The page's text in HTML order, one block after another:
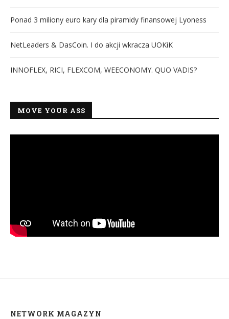
Ponad 3 miliony euro kary dla piramidy finansowej Lyoness
NetLeaders & DasCoin. I do akcji wkracza UOKiK
INNOFLEX, RICI, FLEXCOM, WEECONOMY. QUO VADIS?
MOVE YOUR ASS
NETWORK MAGAZYN